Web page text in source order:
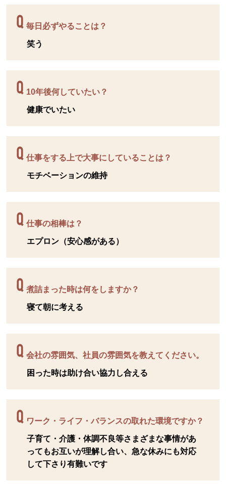
毎日必ずやることは？
笑う
10年後何していたい？
健康でいたい
仕事をする上で大事にしていることは？
モチベーションの維持
仕事の相棒は？
エプロン（安心感がある）
煮詰まった時は何をしますか？
寝て朝に考える
会社の雰囲気、社員の雰囲気を教えてください。
困った時は助け合い協力し合える
ワーク・ライフ・バランスの取れた環境ですか？
子育て・介護・体調不良等さまざまな事情があ
ってもお互いが理解し合い、急な休みにも対応
して下さり有難いです